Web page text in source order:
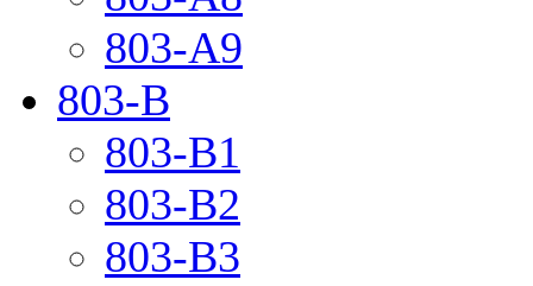
803-A9
803-B
803-B1
803-B2
803-B3